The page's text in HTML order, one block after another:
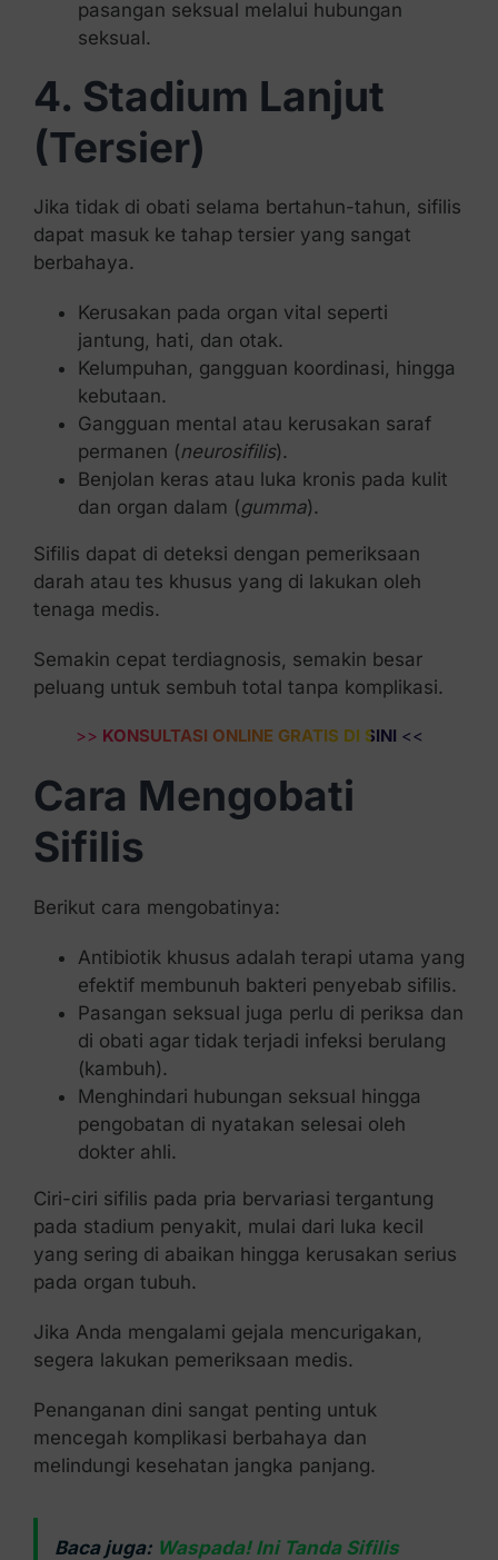
pasangan seksual melalui hubungan
seksual.
4. Stadium Lanjut
(Tersier)
Jika tidak di obati selama bertahun-tahun, sifilis
dapat masuk ke tahap tersier yang sangat
berbahaya.
Kerusakan pada organ vital seperti
jantung, hati, dan otak.
Kelumpuhan, gangguan koordinasi, hingga
kebutaan.
Gangguan mental atau kerusakan saraf
permanen (neurosifilis).
Benjolan keras atau luka kronis pada kulit
dan organ dalam (gumma).
Sifilis dapat di deteksi dengan pemeriksaan
darah atau tes khusus yang di lakukan oleh
tenaga medis.
Semakin cepat terdiagnosis, semakin besar
peluang untuk sembuh total tanpa komplikasi.
>> KONSULTASI ONLINE GRATIS DI SINI <<
Cara Mengobati
Sifilis
Berikut cara mengobatinya:
Antibiotik khusus adalah terapi utama yang
efektif membunuh bakteri penyebab sifilis.
Pasangan seksual juga perlu di periksa dan
di obati agar tidak terjadi infeksi berulang
(kambuh).
Menghindari hubungan seksual hingga
pengobatan di nyatakan selesai oleh
dokter ahli.
Ciri-ciri sifilis pada pria bervariasi tergantung
pada stadium penyakit, mulai dari luka kecil
yang sering di abaikan hingga kerusakan serius
pada organ tubuh.
Jika Anda mengalami gejala mencurigakan,
segera lakukan pemeriksaan medis.
Penanganan dini sangat penting untuk
mencegah komplikasi berbahaya dan
melindungi kesehatan jangka panjang.
Baca juga: Waspada! Ini Tanda Sifilis